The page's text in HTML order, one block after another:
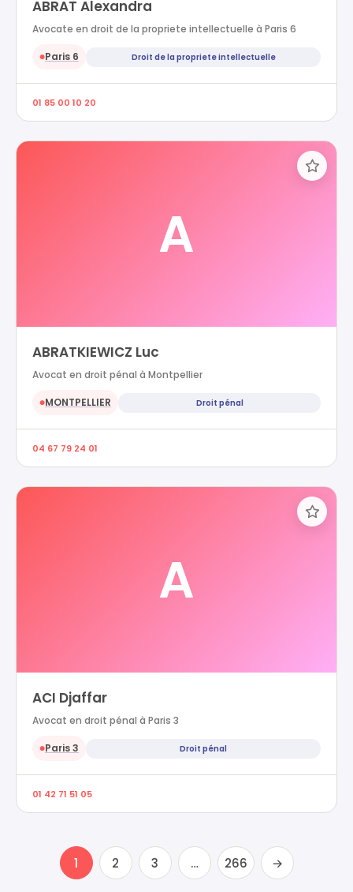
ABRAT Alexandra
Avocate en droit de la propriete intellectuelle à Paris 6
●Paris 6 Droit de la propriete intellectuelle
01 85 00 10 20
A
ABRATKIEWICZ Luc
Avocat en droit pénal à Montpellier
●MONTPELLIER Droit pénal
04 67 79 24 01
A
ACI Djaffar
Avocat en droit pénal à Paris 3
●Paris 3 Droit pénal
01 42 71 51 05
1 2 3 … 266 →